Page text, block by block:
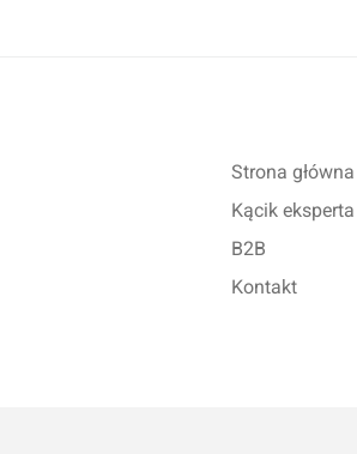
Strona główna
Kącik eksperta
B2B
Kontakt